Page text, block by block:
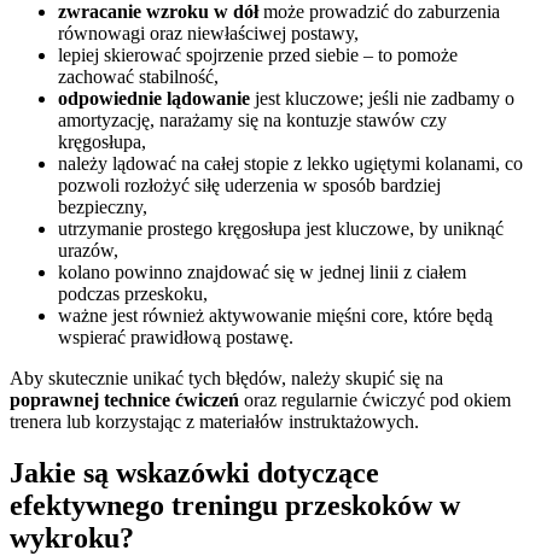
zwracanie wzroku w dółmoże prowadzić do zaburzenia
równowagi oraz niewłaściwej postawy,
lepiej skierować spojrzenie przed siebie – to pomoże
zachować stabilność,
odpowiednie lądowanie jest kluczowe; jeśli nie zadbamy o
amortyzację, narażamy się na kontuzje stawów czy
kręgosłupa,
należy lądować na całej stopie z lekko ugiętymi kolanami, co
pozwoli rozłożyć siłę uderzenia w sposób bardziej
bezpieczny,
utrzymanie prostego kręgosłupa jest kluczowe, by uniknąć
urazów,
kolano powinno znajdować się w jednej linii z ciałem
podczas przeskoku,
ważne jest również aktywowanie mięśni core, które będą
wspierać prawidłową postawę.
Aby skutecznie unikać tych błędów, należy skupić się na
poprawnej technice ćwiczeń oraz regularnie ćwiczyć pod okiem
trenera lub korzystając z materiałów instruktażowych.
Jakie są wskazówki dotyczące
efektywnego treningu przeskoków w
wykroku?